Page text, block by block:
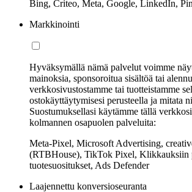
Bing, Criteo, Meta, Google, LinkedIn,
Markkinointi
Hyväksymällä nämä palvelut voimme
mainoksia, sponsoroitua sisältöä tai
verkkosivustostamme tai tuotteistamme
ostokäyttäytymisesi perusteella ja mitata
Suostumuksellasi käytämme tällä
kolmannen osapuolen palveluita:
Meta-Pixel, Microsoft Advertising,
(RTBHouse), TikTok Pixel, Klikkauksiin
tuotesuositukset, Ads Defender
Laajennettu konversioseuranta